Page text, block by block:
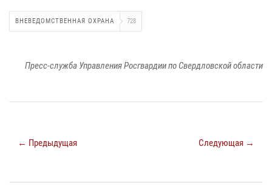
ВНЕВЕДОМСТВЕННАЯ ОХРАНА 728
Пресс-служба Управления Росгвардии по Свердловской области
← Предыдущая Следующая →